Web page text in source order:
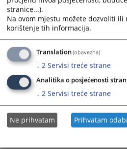
stranice...).
Na ovom mjestu možete dozvoliti ili
korištenje tih informacija.
Translation(obavezna)
↓ 2 Servisi treće strane
Analitika o posjećenosti
↓ 2 Servisi treće strane
Ne prihvatam Prihvatam